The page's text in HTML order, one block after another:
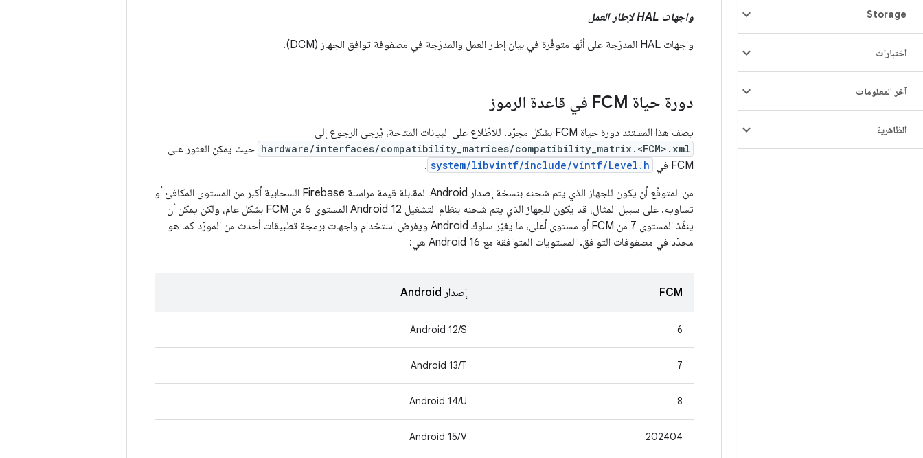
Storage
اختبارات
آخر المعلومات
الظاهرية
واجهات HAL لإطار العمل
واجهات HAL المدرَجة على أنّها متوفّرة في بيان إطار العمل والمدرَجة في مصفوفة توافق الجهاز (DCM).
دورة حياة FCM في قاعدة الرموز
يصف هذا المستند دورة حياة FCM بشكل مجرّد. للاطّلاع على البيانات المتاحة، يُرجى الرجوع إلى
hardware/interfaces/compatibility_matrices/compatibility_matrix.<FCM>.xml حيث يمكن العثور على
FCM في
system/libvintf/include/vintf/Level.h
.
من المتوقّع أن يكون للجهاز الذي يتم شحنه بنسخة إصدار Android المقابلة قيمة مراسلة Firebase السحابية أكبر من المستوى المكافئ أو
تساويه. على سبيل المثال، قد يكون للجهاز الذي يتم شحنه بنظام التشغيل Android 12 المستوى 6 من FCM بشكل عام، ولكن يمكن أن
ينفّذ المستوى 7 من FCM أو مستوى أعلى، ما يغيّر سلوك Android ويفرض استخدام واجهات برمجة تطبيقات أحدث من المورّد كما هو
محدّد في مصفوفات التوافق. المستويات المتوافقة مع Android 16 هي:
FCM إصدار Android
6
Android 12/S
7
Android 13/T
8
Android 14/U
202404
Android 15/V